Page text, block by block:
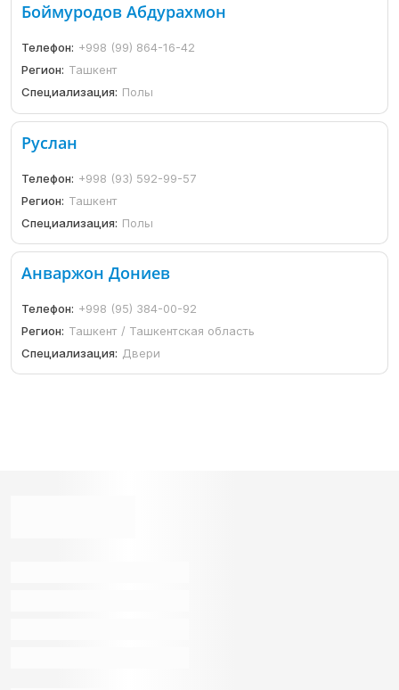
Боймуродов Абдурахмон
Телефон: +998 (99) 864-16-42
Регион: Ташкент
Специализация: Полы
Руслан
Телефон: +998 (93) 592-99-57
Регион: Ташкент
Специализация: Полы
Анваржон Дониев
Телефон: +998 (95) 384-00-92
Регион: Ташкент / Ташкентская область
Специализация: Двери